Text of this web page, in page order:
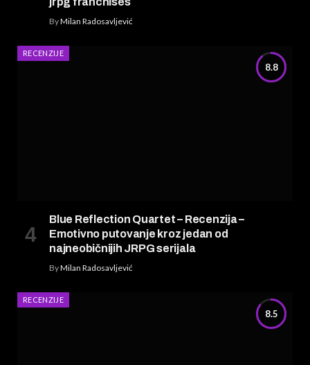
ByMilan Radosavljević
8.8
RECENZIJE
Blue Reflection Quartet – Recenzija –
Emotivno putovanje kroz jedan od
najneobičnijih JRPG serijala
ByMilan Radosavljević
8.5
RECENZIJE